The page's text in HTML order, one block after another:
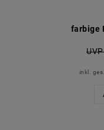
farbige
inkl.